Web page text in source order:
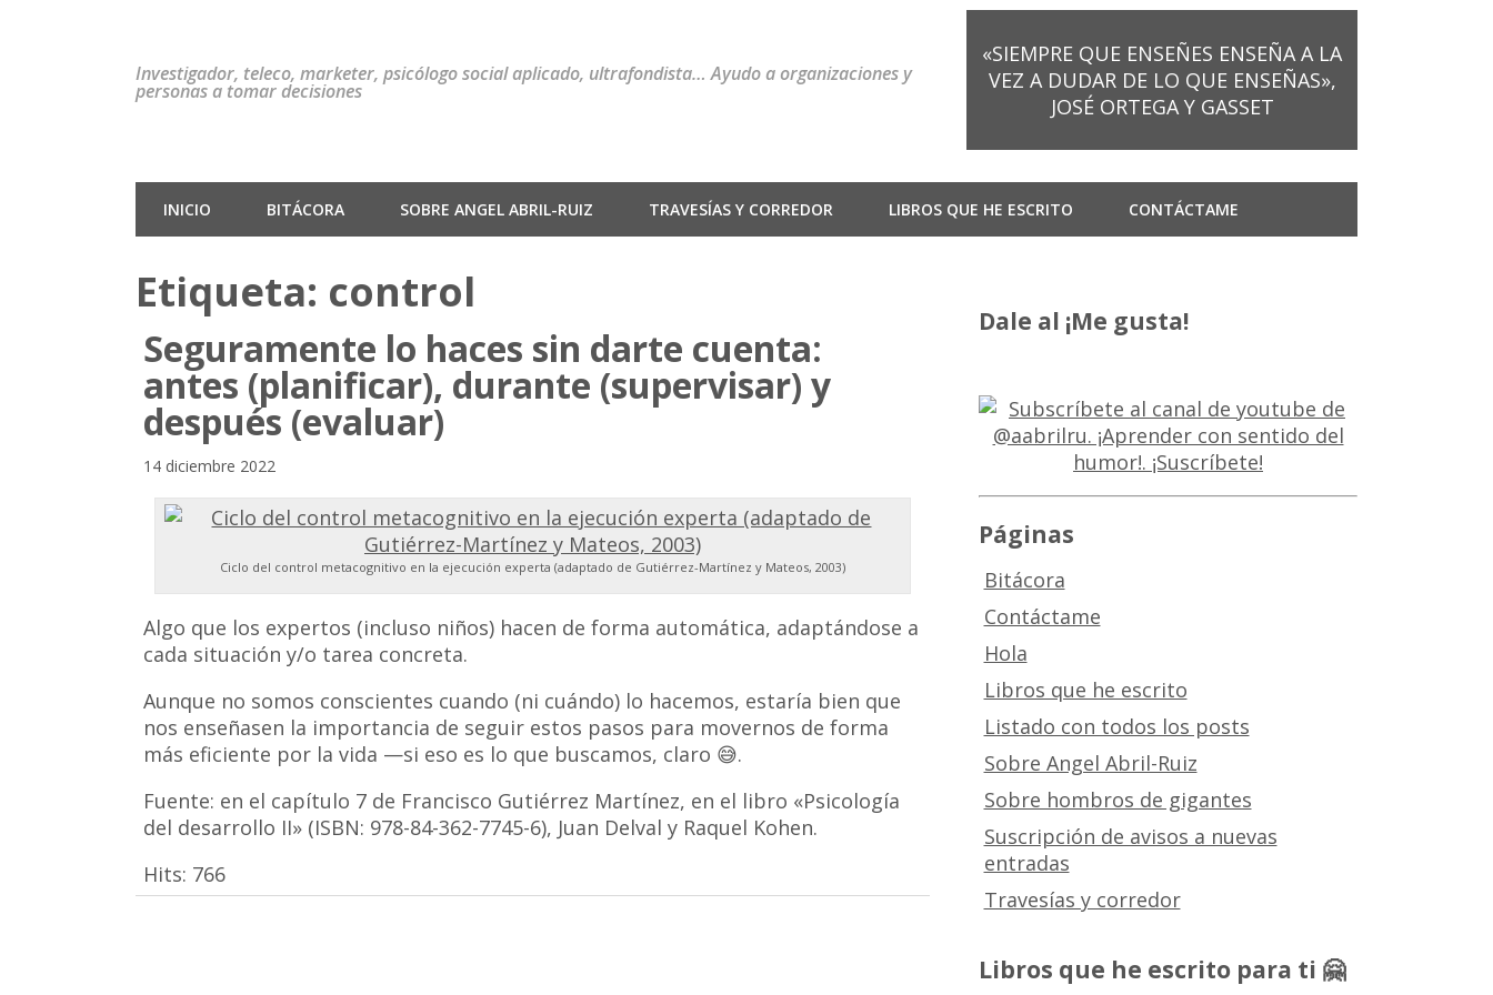
Investigador, teleco, marketer, psicólogo social aplicado, ultrafondista… Ayudo a organizaciones y
personas a tomar decisiones
«SIEMPRE QUE ENSEÑES ENSEÑA A LA
VEZ A DUDAR DE LO QUE ENSEÑAS»,
JOSÉ ORTEGA Y GASSET
INICIO BITÁCORA SOBRE ANGEL ABRIL-RUIZ TRAVESÍAS Y CORREDOR LIBROS QUE HE ESCRITO CONTÁCTAME
Etiqueta: control
Seguramente lo haces sin darte cuenta:
antes (planificar), durante (supervisar) y
después (evaluar)
14 diciembre 2022
Ciclo del control metacognitivo en la ejecución experta (adaptado de Gutiérrez-Martínez y Mateos, 2003)
Algo que los expertos (incluso niños) hacen de forma automática, adaptándose a
cada situación y/o tarea concreta.
Aunque no somos conscientes cuando (ni cuándo) lo hacemos, estaría bien que
nos enseñasen la importancia de seguir estos pasos para movernos de forma
más eficiente por la vida —si eso es lo que buscamos, claro 😅.
Fuente: en el capítulo 7 de Francisco Gutiérrez Martínez, en el libro «Psicología
del desarrollo II» (ISBN: 978-84-362-7745-6), Juan Delval y Raquel Kohen.
Hits: 766
Dale al ¡Me gusta!
Páginas
Bitácora
Contáctame
Hola
Libros que he escrito
Listado con todos los posts
Sobre Angel Abril-Ruiz
Sobre hombros de gigantes
Suscripción de avisos a nuevas
entradas
Travesías y corredor
Libros que he escrito para ti 🤗